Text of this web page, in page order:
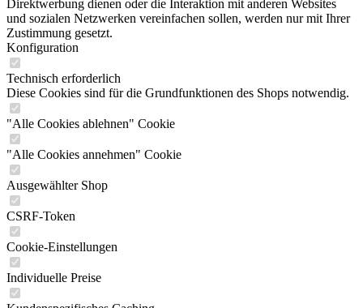
Direktwerbung dienen oder die Interaktion mit anderen Websites
und sozialen Netzwerken vereinfachen sollen, werden nur mit Ihrer
Zustimmung gesetzt.
Konfiguration
Technisch erforderlich
Diese Cookies sind für die Grundfunktionen des Shops notwendig.
"Alle Cookies ablehnen" Cookie
"Alle Cookies annehmen" Cookie
Ausgewählter Shop
CSRF-Token
Cookie-Einstellungen
Individuelle Preise